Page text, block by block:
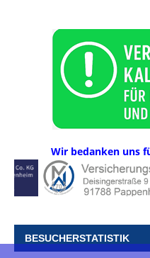
Wir bedanken uns
BESUCHERSTATISTIK